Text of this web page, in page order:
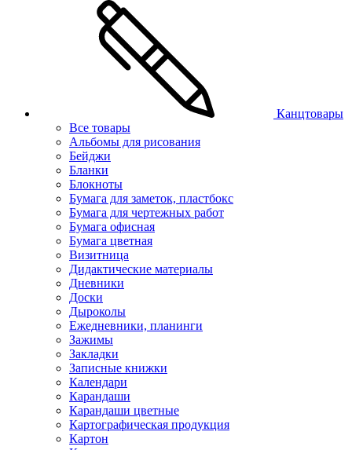
Канцтовары
Все товары
Альбомы для рисования
Бейджи
Бланки
Блокноты
Бумага для заметок, пластбокс
Бумага для чертежных работ
Бумага офисная
Бумага цветная
Визитница
Дидактические материалы
Дневники
Доски
Дыроколы
Ежедневники, планинги
Зажимы
Закладки
Записные книжки
Календари
Карандаши
Карандаши цветные
Картографическая продукция
Картон